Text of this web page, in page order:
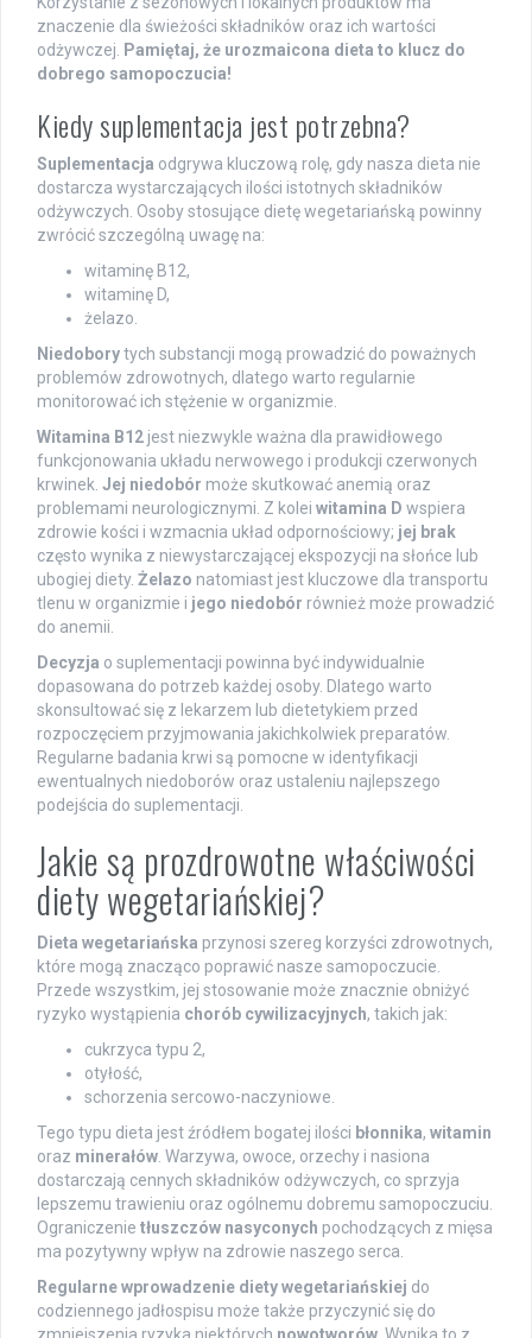
znaczenie dla świeżości składników oraz ich wartości
odżywczej.
Pamiętaj, że urozmaicona dieta to klucz do
dobrego samopoczucia!
Kiedy suplementacja jest potrzebna?
Suplementacja odgrywa kluczową rolę, gdy nasza dieta nie
dostarcza wystarczających ilości istotnych składników
odżywczych. Osoby stosujące dietę wegetariańską powinny
zwrócić szczególną uwagę na:
witaminę B12,
witaminę D,
żelazo.
Niedoborytych substancji mogą prowadzić do poważnych
problemów zdrowotnych, dlatego warto regularnie
monitorować ich stężenie w organizmie.
Witamina B12 jest niezwykle ważna dla prawidłowego
funkcjonowania układu nerwowego i produkcji czerwonych
krwinek. Jej niedobór może skutkować anemią oraz
problemami neurologicznymi. Z kolei witamina D wspiera
zdrowie kości i wzmacnia układ odpornościowy; jej brak
często wynika z niewystarczającej ekspozycji na słońce lub
ubogiej diety. Żelazo natomiast jest kluczowe dla transportu
tlenu w organizmie i jego niedobór również może prowadzić
do anemii.
Decyzja o suplementacji powinna być indywidualnie
dopasowana do potrzeb każdej osoby. Dlatego warto
skonsultować się z lekarzem lub dietetykiem przed
rozpoczęciem przyjmowania jakichkolwiek preparatów.
Regularne badania krwi są pomocne w identyfikacji
ewentualnych niedoborów oraz ustaleniu najlepszego
podejścia do suplementacji.
Jakie są prozdrowotne właściwości
diety wegetariańskiej?
Dieta wegetariańska przynosi szereg korzyści zdrowotnych,
które mogą znacząco poprawić nasze samopoczucie.
Przede wszystkim, jej stosowanie może znacznie obniżyć
ryzyko wystąpienia chorób cywilizacyjnych, takich jak:
cukrzyca typu 2,
otyłość,
schorzenia sercowo-naczyniowe.
Tego typu dieta jest źródłem bogatej ilości błonnika, witamin
oraz minerałów . Warzywa, owoce, orzechy i nasiona
dostarczają cennych składników odżywczych, co sprzyja
lepszemu trawieniu oraz ogólnemu dobremu samopoczuciu.
Ograniczenie tłuszczów nasyconych pochodzących z mięsa
ma pozytywny wpływ na zdrowie naszego serca.
Regularne wprowadzenie diety wegetariańskiej do
codziennego jadłospisu może także przyczynić się do